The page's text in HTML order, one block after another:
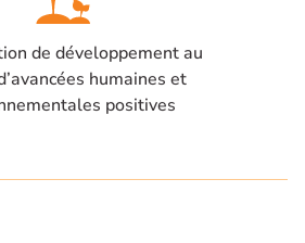
de développement au
humaines et
positives